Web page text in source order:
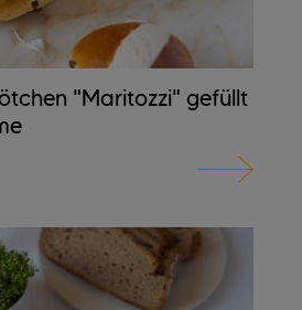
"Maritozzi" gefüllt